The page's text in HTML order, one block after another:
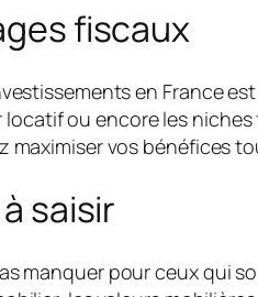
fiscaux
en France
ou encore les
vos bénéfices
saisir
manquer pour ceux qui